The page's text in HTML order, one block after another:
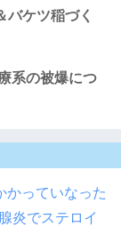
ケツ稲づく
系の被爆につ
かっていなった
炎でステロイ